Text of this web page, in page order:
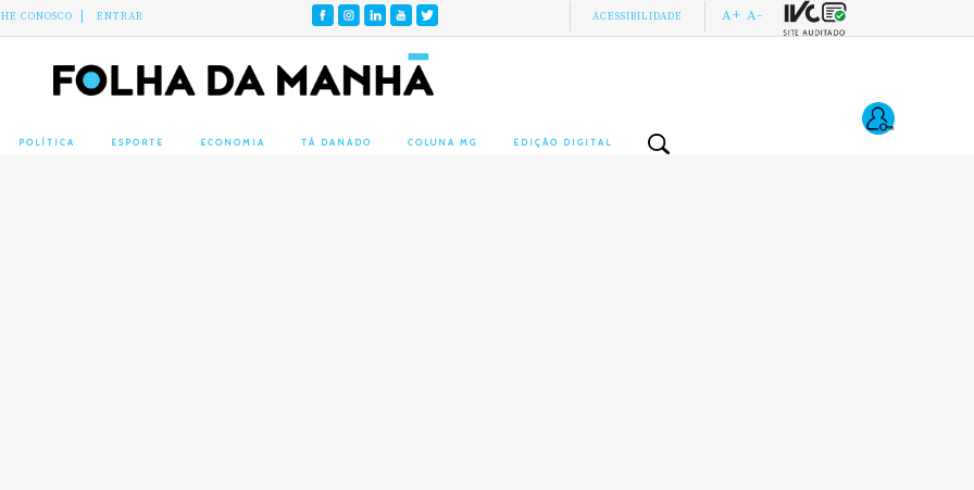
CONOSCO ENTRAR ACESSIBILIDADE A+ A-
POLÍTICA ESPORTE ECONOMIA TÁ DANADO COLUNA MG EDIÇÃO DIGITAL